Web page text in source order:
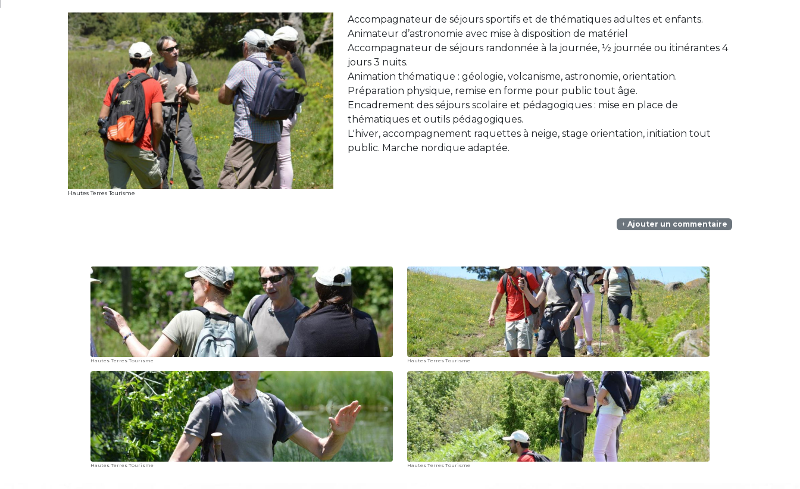
Hautes Terres Tourisme
Accompagnateur de séjours sportifs et de thématiques adultes et enfants.
Animateur d’astronomie avec mise à disposition de matériel
Accompagnateur de séjours randonnée à la journée, ½ journée ou itinérantes 4
jours 3 nuits.
Animation thématique : géologie, volcanisme, astronomie, orientation.
Préparation physique, remise en forme pour public tout âge.
Encadrement des séjours scolaire et pédagogiques : mise en place de
thématiques et outils pédagogiques.
L'hiver, accompagnement raquettes à neige, stage orientation, initiation tout
public. Marche nordique adaptée.
Ajouter un commentaire
Hautes Terres Tourisme
Hautes Terres Tourisme
Hautes Terres Tourisme
Hautes Terres Tourisme